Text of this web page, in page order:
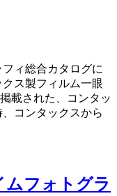
ィ総合カタログに
ス製フィルム一眼
載された、コンタッ
コンタックスから
フォトグラ